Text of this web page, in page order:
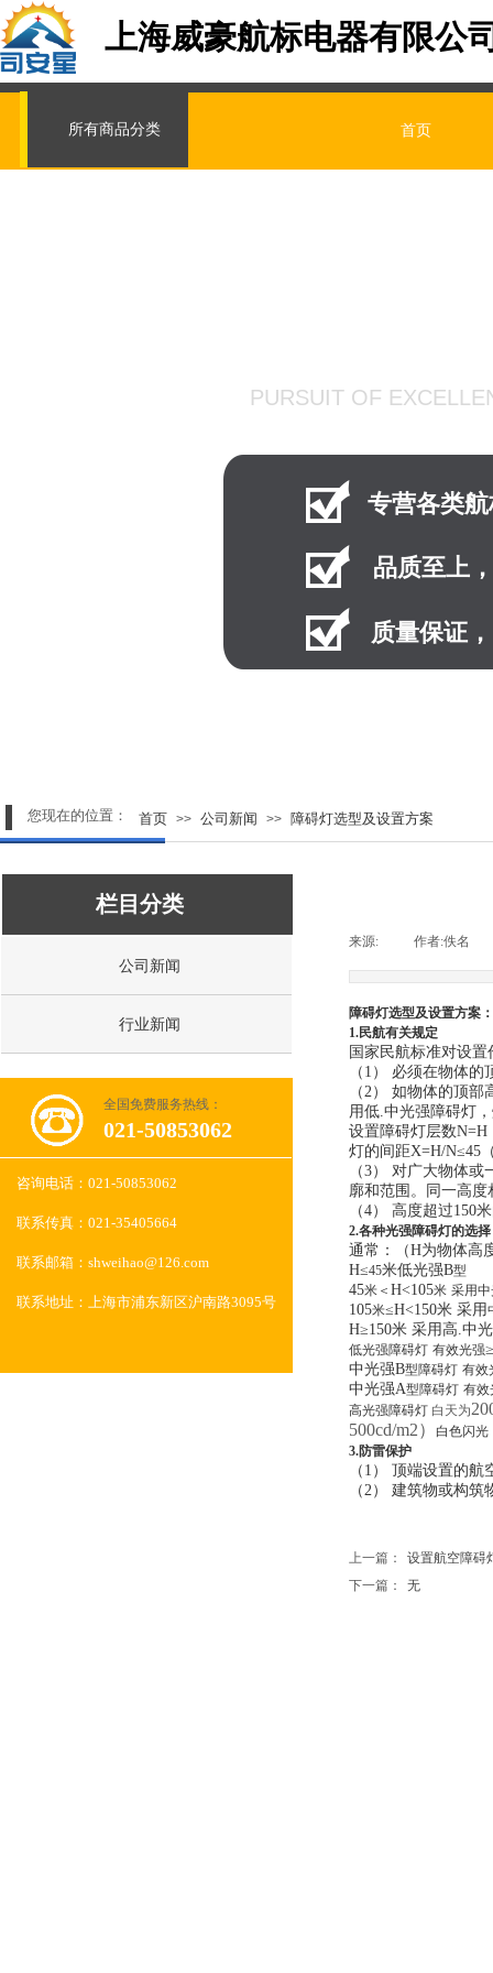
上海威豪航标电器有限公
所有商品分类 首页
PURSUIT OF
专营各类
品质至上
质量保证
您现在的位置： 首页 >> 公司新闻 >> 障碍灯选型及设置方案
来源: 作者:佚名
障碍灯选型及设置方案：
1.民航有关规定
国家民航标准对设
（1） 必须在物体
（2） 如物体的顶
用低.中光强障碍灯
设置障碍灯层数N=H
灯的间距X=H/N≤45
（3） 对广大物体
廓和范围。同一高
（4） 高度超过150
2.各种光强障碍灯的选择
通常：（H为物体高
H≤45米低光强B型
45米＜ H<105米 采用
105米≤H<150米 采用
H≥150米 采用高.中
低光强障碍灯 有效光强
中光强B型障碍灯 有效
中光强A型障碍灯 有效
高光强障碍灯 白天为
500cd/m2）
白色闪光
3.防雷保护
（1） 顶端设置的
（2） 建筑物或构
上一篇：
设置航空障碍
下一篇：
无
栏目分类
公司新闻
行业新闻
全国免费服务热线：
021-50853062
咨询电话： 021-50853062
联系传真： 021-35405664
联系邮箱： shweihao@126.com
联系地址： 上海市浦东新区沪南路3095号